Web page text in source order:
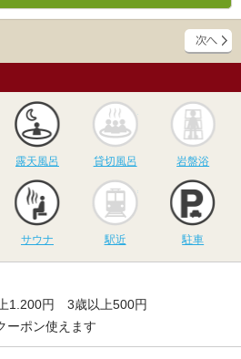
流し 露天風呂
露天風呂
貸切風呂
貸切風呂 岩盤浴
サウナ
サウナ 駅近 駐車
1.200円 3歳以上500円
ーポン使えます